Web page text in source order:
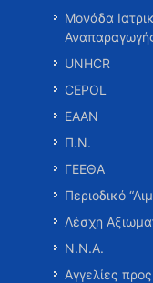
Μονάδα
UNHCR
CEPOL
ΕΑΑΝ
Π.Ν.
ΓΕΕΘΑ
Περιοδικό
Λέσχη
Ν.Ν.Α.
Αγγελίες